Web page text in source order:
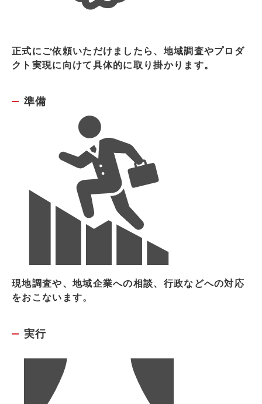
正式にご依頼いただけましたら、地域調査やプロダ
クト実現に向けて具体的に取り掛かります。
準備
現地調査や、地域企業への相談、行政などへの対応
をおこないます。
実行